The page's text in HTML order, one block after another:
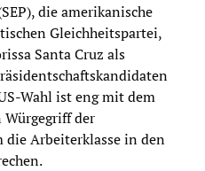
die amerikanische
Gleichheitspartei,
Santa Cruz als
Wahl ist eng mit dem
der
Arbeiterklasse in den